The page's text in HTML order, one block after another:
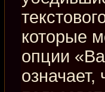
которые
опции